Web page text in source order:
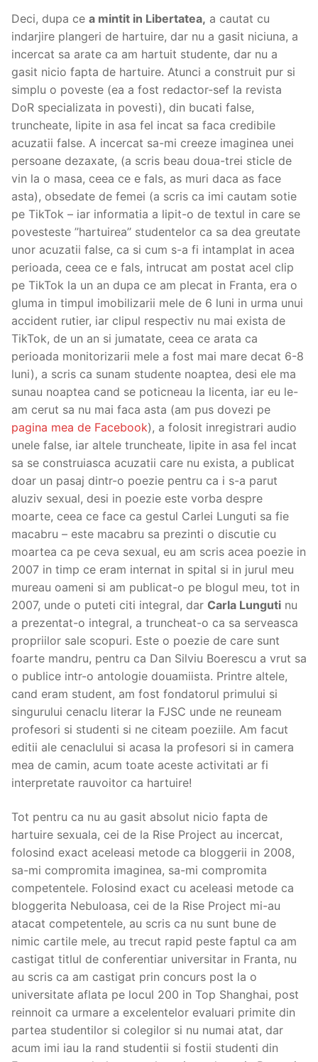
Deci, dupa ce a mintit in Libertatea, a cautat cu
indarjire plangeri de hartuire, dar nu a gasit niciuna, a
incercat sa arate ca am hartuit studente, dar nu a
gasit nicio fapta de hartuire. Atunci a construit pur si
simplu o poveste (ea a fost redactor-sef la revista
DoR specializata in povesti), din bucati false,
truncheate, lipite in asa fel incat sa faca credibile
acuzatii false. A incercat sa-mi creeze imaginea unei
persoane dezaxate, (a scris beau doua-trei sticle de
vin la o masa, ceea ce e fals, as muri daca as face
asta), obsedate de femei (a scris ca imi cautam sotie
pe TikTok – iar informatia a lipit-o de textul in care se
povesteste ’’hartuirea’’ studentelor ca sa dea greutate
unor acuzatii false, ca si cum s-a fi intamplat in acea
perioada, ceea ce e fals, intrucat am postat acel clip
pe TikTok la un an dupa ce am plecat in Franta, era o
gluma in timpul imobilizarii mele de 6 luni in urma unui
accident rutier, iar clipul respectiv nu mai exista de
TikTok, de un an si jumatate, ceea ce arata ca
perioada monitorizarii mele a fost mai mare decat 6-8
luni), a scris ca sunam studente noaptea, desi ele ma
sunau noaptea cand se poticneau la licenta, iar eu le-
am cerut sa nu mai faca asta (am pus dovezi pe
pagina mea de Facebook), a folosit inregistrari audio
unele false, iar altele truncheate, lipite in asa fel incat
sa se construiasca acuzatii care nu exista, a publicat
doar un pasaj dintr-o poezie pentru ca i s-a parut
aluziv sexual, desi in poezie este vorba despre
moarte, ceea ce face ca gestul Carlei Lunguti sa fie
macabru – este macabru sa prezinti o discutie cu
moartea ca pe ceva sexual, eu am scris acea poezie in
2007 in timp ce eram internat in spital si in jurul meu
mureau oameni si am publicat-o pe blogul meu, tot in
2007, unde o puteti citi integral, dar Carla Lunguti nu
a prezentat-o integral, a truncheat-o ca sa serveasca
propriilor sale scopuri. Este o poezie de care sunt
foarte mandru, pentru ca Dan Silviu Boerescu a vrut sa
o publice intr-o antologie douamiista. Printre altele,
cand eram student, am fost fondatorul primului si
singurului cenaclu literar la FJSC unde ne reuneam
profesori si studenti si ne citeam poeziile. Am facut
editii ale cenaclului si acasa la profesori si in camera
mea de camin, acum toate aceste activitati ar fi
interpretate rauvoitor ca hartuire!
Tot pentru ca nu au gasit absolut nicio fapta de
hartuire sexuala, cei de la Rise Project au incercat,
folosind exact aceleasi metode ca bloggerii in 2008,
sa-mi compromita imaginea, sa-mi compromita
competentele. Folosind exact cu aceleasi metode ca
bloggerita Nebuloasa, cei de la Rise Project mi-au
atacat competentele, au scris ca nu sunt bune de
nimic cartile mele, au trecut rapid peste faptul ca am
castigat titlul de conferentiar universitar in Franta, nu
au scris ca am castigat prin concurs post la o
universitate aflata pe locul 200 in Top Shanghai, post
reinnoit ca urmare a excelentelor evaluari primite din
partea studentilor si colegilor si nu numai atat, dar
acum imi iau la rand studentii si fostii studenti din